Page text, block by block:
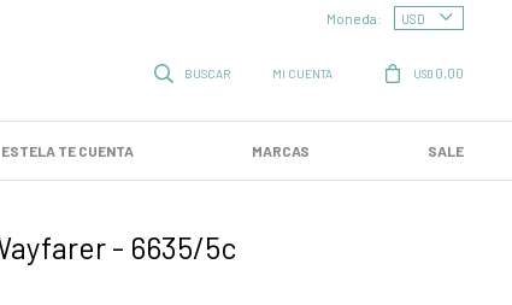
ESTELA TE CUENTA MARCAS SALE
USD 0,00
Moneda:
- 6635/5c